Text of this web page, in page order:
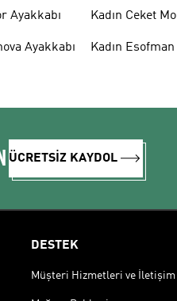
Ayakkabı
Ayakkabı
Kadın Ceket
Kadın Esofman
ÜCRETSİZ KAYDOL
DESTEK
Müşteri Hizmetleri ve İletişim